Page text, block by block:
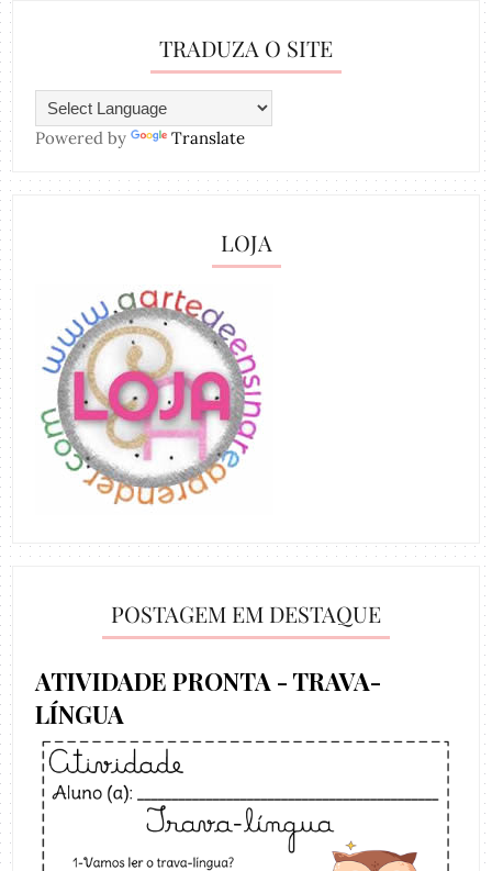
TRADUZA O SITE
Powered by Translate
LOJA
POSTAGEM EM DESTAQUE
ATIVIDADE PRONTA - TRAVA-
LÍNGUA